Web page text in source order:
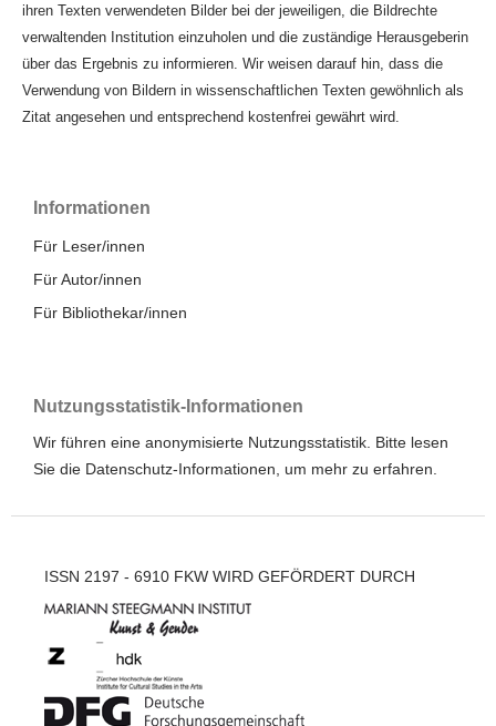
ihren Texten verwendeten Bilder bei der jeweiligen, die Bildrechte
verwaltenden Institution einzuholen und die zuständige Herausgeberin
über das Ergebnis zu informieren. Wir weisen darauf hin, dass die
Verwendung von Bildern in wissenschaftlichen Texten gewöhnlich als
Zitat angesehen und entsprechend kostenfrei gewährt wird.
Informationen
Für Leser/innen
Für Autor/innen
Für Bibliothekar/innen
Nutzungsstatistik-Informationen
Wir führen eine anonymisierte Nutzungsstatistik. Bitte lesen
Sie die Datenschutz-Informationen, um mehr zu erfahren.
ISSN 2197 - 6910 FKW WIRD GEFÖRDERT DURCH